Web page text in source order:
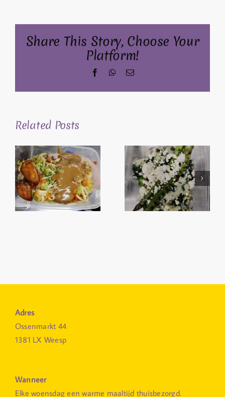
Share This Story, Choose Your
Platform!
FacebookWhatsApp
Email
Related Posts
Adres
Ossenmarkt 44
1381 LX Weesp
Wanneer
Elke woensdag een warme maaltijd thuisbezorgd.